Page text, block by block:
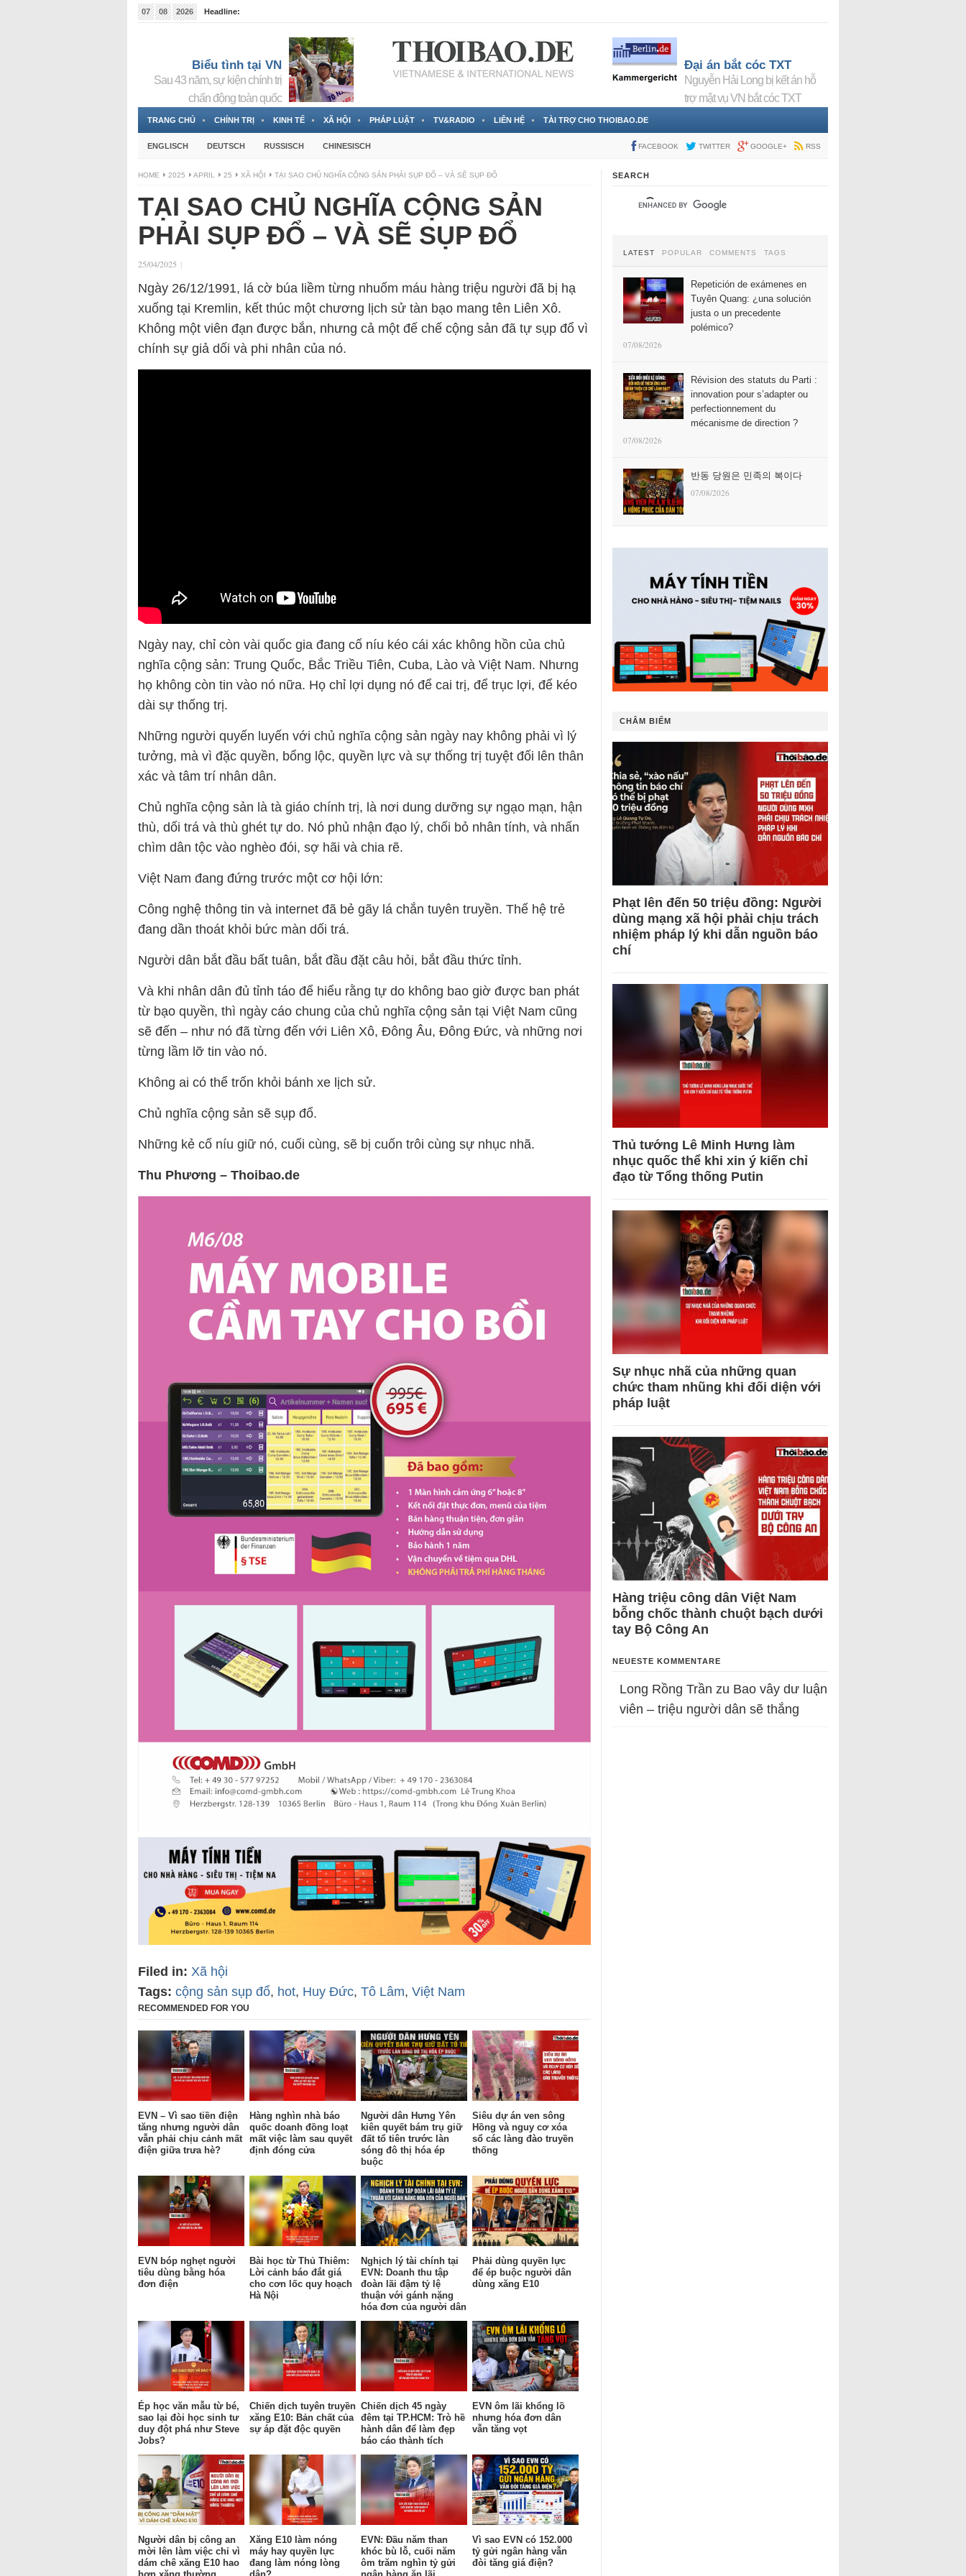
07 08 2026
Headline:
Biểu tình tại VN
Sau 43 năm, sự kiện chính trị
chấn động toàn quốc
Đại án bắt cóc TXT
Nguyễn Hải Long bị kết án hỗ
trợ mật vụ VN bắt cóc TXT
TRANG CHỦ CHÍNH TRỊ KINH TẾ XÃ HỘI PHÁP LUẬT TV&RADIO LIÊN HỆ TÀI TRỢ CHO THOIBAO.DE
ENGLISCH DEUTSCH RUSSISCH CHINESISCH FACEBOOK TWITTER GOOGLE+ RSS
HOME 2025 APRIL 25 XÃ HỘI TẠI SAO CHỦ NGHĨA CỘNG SẢN PHẢI SỤP ĐỔ – VÀ SẼ SỤP ĐỔ
TẠI SAO CHỦ NGHĨA CỘNG SẢN
PHẢI SỤP ĐỔ – VÀ SẼ SỤP ĐỔ
25/04/2025 |
Ngày 26/12/1991, lá cờ búa liềm từng nhuốm máu hàng triệu người đã bị hạ
xuống tại Kremlin, kết thúc một chương lịch sử tàn bạo mang tên Liên Xô.
Không một viên đạn được bắn, nhưng cả một đế chế cộng sản đã tự sụp đổ vì
chính sự giả dối và phi nhân của nó.
Ngày nay, chỉ còn vài quốc gia đang cố níu kéo cái xác không hồn của chủ
nghĩa cộng sản: Trung Quốc, Bắc Triều Tiên, Cuba, Lào và Việt Nam. Nhưng
họ không còn tin vào nó nữa. Họ chỉ lợi dụng nó để cai trị, để trục lợi, để kéo
dài sự thống trị.
Những người quyến luyến với chủ nghĩa cộng sản ngày nay không phải vì lý
tưởng, mà vì đặc quyền, bổng lộc, quyền lực và sự thống trị tuyệt đối lên thân
xác và tâm trí nhân dân.
Chủ nghĩa cộng sản là tà giáo chính trị, là nơi dung dưỡng sự ngạo mạn, hận
thù, dối trá và thù ghét tự do. Nó phủ nhận đạo lý, chối bỏ nhân tính, và nhấn
chìm dân tộc vào nghèo đói, sợ hãi và chia rẽ.
Việt Nam đang đứng trước một cơ hội lớn:
Công nghệ thông tin và internet đã bẻ gãy lá chắn tuyên truyền. Thế hệ trẻ
đang dần thoát khỏi bức màn dối trá.
Người dân bắt đầu bất tuân, bắt đầu đặt câu hỏi, bắt đầu thức tỉnh.
Và khi nhân dân đủ tỉnh táo để hiểu rằng tự do không bao giờ được ban phát
từ bạo quyền, thì ngày cáo chung của chủ nghĩa cộng sản tại Việt Nam cũng
sẽ đến – như nó đã từng đến với Liên Xô, Đông Âu, Đông Đức, và những nơi
từng lầm lỡ tin vào nó.
Không ai có thể trốn khỏi bánh xe lịch sử.
Chủ nghĩa cộng sản sẽ sụp đổ.
Những kẻ cố níu giữ nó, cuối cùng, sẽ bị cuốn trôi cùng sự nhục nhã.
Thu Phương – Thoibao.de
Filed in: Xã hội
Tags: cộng sản sụp đổ, hot, Huy Đức, Tô Lâm, Việt Nam
RECOMMENDED FOR YOU
EVN – Vì sao tiền điện
tăng nhưng người dân
vẫn phải chịu cảnh mất
điện giữa trưa hè?
Hàng nghìn nhà báo
quốc doanh đồng loạt
mất việc làm sau quyết
định đóng cửa
Người dân Hưng Yên
kiên quyết bám trụ giữ
đất tổ tiên trước làn
sóng đô thị hóa ép
buộc
Siêu dự án ven sông
Hồng và nguy cơ xóa
sổ các làng đào truyền
thống
EVN bóp nghẹt người
tiêu dùng bằng hóa
đơn điện
Bài học từ Thủ Thiêm:
Lời cảnh báo đắt giá
cho cơn lốc quy hoạch
Hà Nội
Nghịch lý tài chính tại
EVN: Doanh thu tập
đoàn lãi đậm tỷ lệ
thuận với gánh nặng
hóa đơn của người dân
Phải dùng quyền lực
để ép buộc người dân
dùng xăng E10
Ép học văn mẫu từ bé,
sao lại đòi học sinh tư
duy đột phá như Steve
Jobs?
Chiến dịch tuyên truyền
xăng E10: Bản chất của
sự áp đặt độc quyền
Chiến dịch 45 ngày
đêm tại TP.HCM: Trò hề
hành dân để làm đẹp
báo cáo thành tích
EVN ôm lãi khổng lồ
nhưng hóa đơn dân
vẫn tăng vọt
Người dân bị công an
mời lên làm việc chỉ vì
dám chê xăng E10 hao
Xăng E10 làm nóng
máy hay quyền lực
đang làm nóng lòng
EVN: Đầu năm than
khóc bù lỗ, cuối năm
ôm trăm nghìn tỷ gửi
Vì sao EVN có 152.000
tỷ gửi ngân hàng vẫn
đòi tăng giá điện?
SEARCH
LATEST POPULAR COMMENTS TAGS
Repetición de exámenes en
Tuyên Quang: ¿una solución
justa o un precedente
polémico?
07/08/2026
Révision des statuts du Parti :
innovation pour s’adapter ou
perfectionnement du
mécanisme de direction ?
07/08/2026
반동 당원은 민족의 복이다
07/08/2026
CHÂM BIẾM
Phạt lên đến 50 triệu đồng: Người
dùng mạng xã hội phải chịu trách
nhiệm pháp lý khi dẫn nguồn báo
chí
Thủ tướng Lê Minh Hưng làm
nhục quốc thể khi xin ý kiến chỉ
đạo từ Tổng thống Putin
Sự nhục nhã của những quan
chức tham nhũng khi đối diện với
pháp luật
Hàng triệu công dân Việt Nam
bỗng chốc thành chuột bạch dưới
tay Bộ Công An
NEUESTE KOMMENTARE
Long Rồng Trần zu Bao vây dư luận
viên – triệu người dân sẽ thắng